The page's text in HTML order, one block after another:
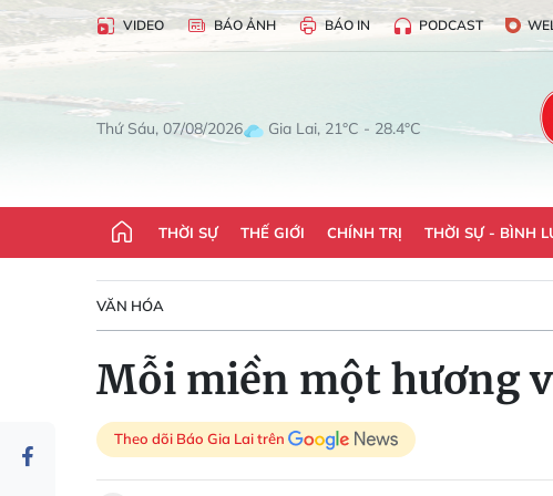
VIDEO BÁO ẢNH BÁO IN PODCAST
Thứ Sáu, 07/08/2026 Gia Lai, 21°C - 28.4°C
THỜI SỰ THẾ GIỚI CHÍNH TRỊ THỜI SỰ - BÌNH
VĂN HÓA
Mỗi miền một hương
Theo dõi Báo Gia Lai trên